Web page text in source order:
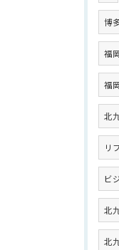
博
福
福
北
リ
ビ
北
北